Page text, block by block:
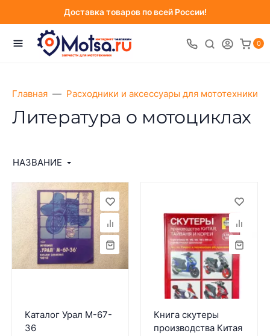
Доставка товаров по всей России!
0
Главная Расходники и аксессуары для мототехники
Литература о мотоциклах
НАЗВАНИЕ
Каталог Урал М-67-
36
Книга скутеры
производства Китая